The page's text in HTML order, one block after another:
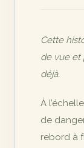
Cette
de vue et
déjà.
À
de
rebord à